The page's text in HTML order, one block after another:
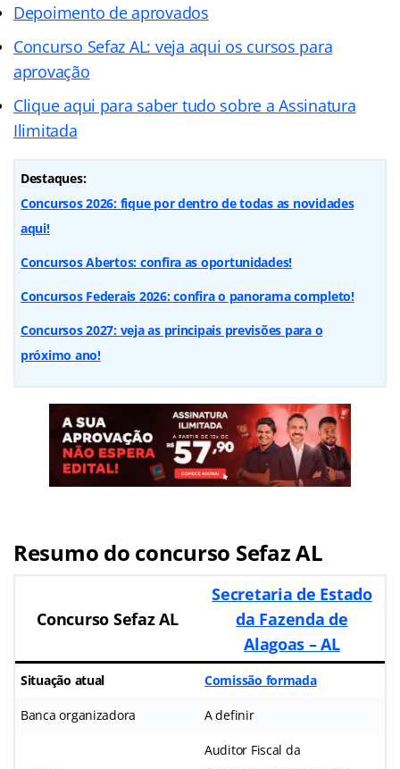
Depoimento de aprovados
Concurso Sefaz AL: veja aqui os cursos para
aprovação
Clique aqui para saber tudo sobre a Assinatura
Ilimitada
Destaques:
Concursos 2026: fique por dentro de todas as novidades
aqui!
Concursos Abertos: confira as oportunidades!
Concursos Federais 2026: confira o panorama completo!
Concursos 2027: veja as principais previsões para o
próximo ano!
Resumo do concurso Sefaz AL
Concurso Sefaz AL
Secretaria de Estado
da Fazenda de
Alagoas – AL
Situação atual Comissão formada
Banca organizadora A definir
Auditor Fiscal da